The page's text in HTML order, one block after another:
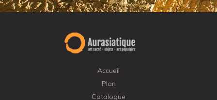
Accueil
Plan
Catalogue